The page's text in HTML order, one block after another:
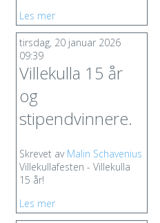
Les mer
tirsdag, 20 januar 2026
09:39
Villekulla 15 år
og
stipendvinnere.
Skrevet av Malin Schavenius
Villekullafesten - Villekulla
15 år!
Les mer